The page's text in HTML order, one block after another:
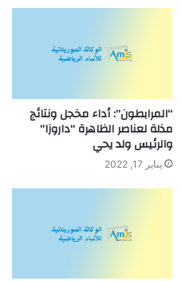
“المرابطون”: أداء مخجل ونتائج
مذلة لعناصر الظاهرة “داروزا”
والرئيس ولد يحي
يناير 17, 2022